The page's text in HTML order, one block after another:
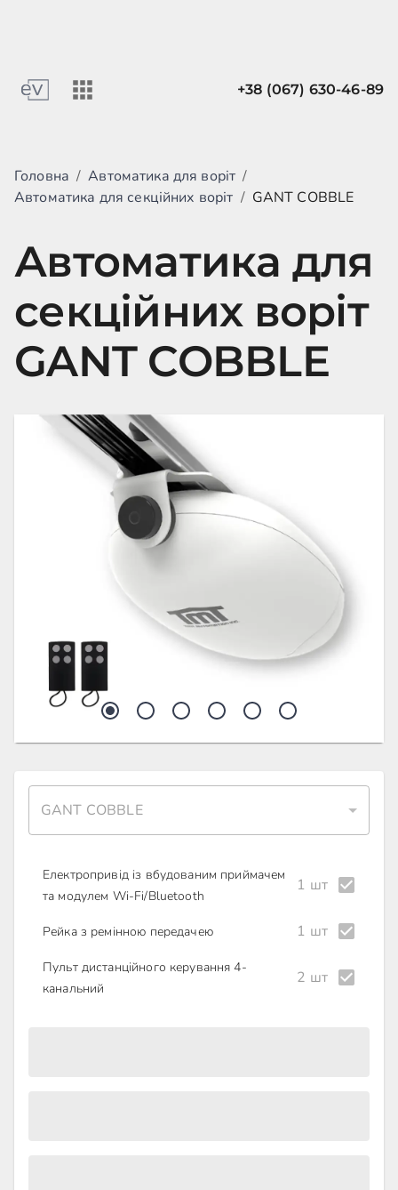
+38 (067) 630-46-89
Головна / Автоматика для воріт /
Автоматика для секційних воріт / GANT COBBLE
Автоматика для
секційних воріт
GANT COBBLE
GANT COBBLE
Електропривід із вбудованим приймачем
та модулем Wi-Fi/Bluetooth
1 шт
Рейка з ремінною передачею 1 шт
Пульт дистанційного керування 4-
канальний
2 шт